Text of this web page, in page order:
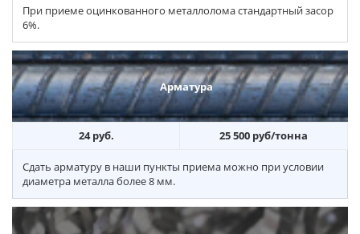
При приеме оцинкованного металлолома стандартный засор
6%.
Арматура
24 руб. 25 500 руб/тонна
Сдать арматуру в наши пункты приема можно при условии
диаметра металла более 8 мм.